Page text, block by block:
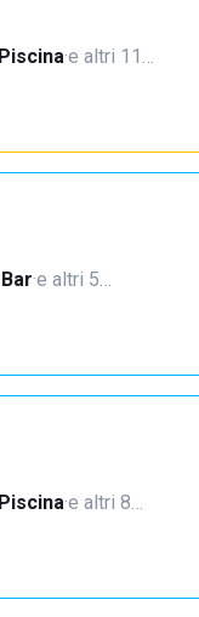
Piscina·e altri 11…
Bar·e altri 5…
Piscina·e altri 8…